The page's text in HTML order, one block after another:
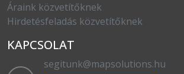
Áraink közvetítőknek
Hirdetésfeladás közvetítőknek
KAPCSOLAT
segitunk@mapsolutions.hu